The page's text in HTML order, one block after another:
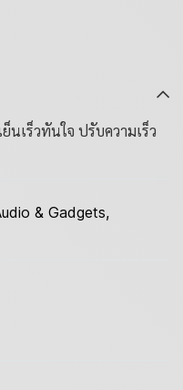
เร็วทันใจ ปรับความเร็ว
& Gadgets,